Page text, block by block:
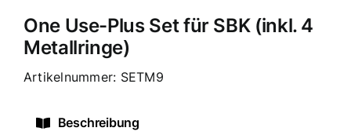
One Use-Plus Set für SBK (inkl. 4
Metallringe)
Artikelnummer: SETM9
Beschreibung